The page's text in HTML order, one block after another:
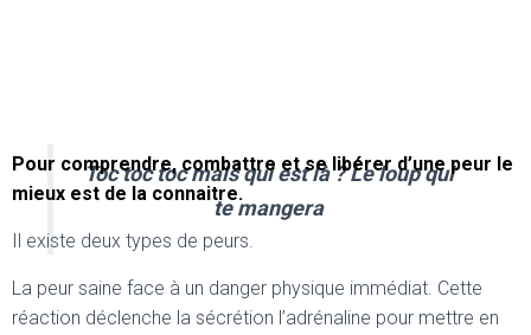
Toc toc toc mais qui est là ? Le loup qui
te mangera
Pour comprendre, combattre et se libérer d’une peur le
mieux est de la connaitre.
Il existe deux types de peurs.
La peur saine face à un danger physique immédiat. Cette
réaction déclenche la sécrétion l’adrénaline pour mettre en